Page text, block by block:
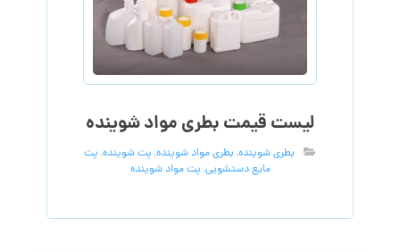
لیست قیمت بطری مواد شوینده
بطری شوینده, بطری مواد شوینده, پت شوینده, پت
مایع دستشویی, پت مواد شوینده